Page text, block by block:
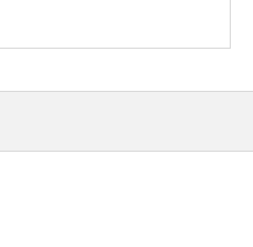
工芝施工サービスの作業範
モーションを含む場合があ